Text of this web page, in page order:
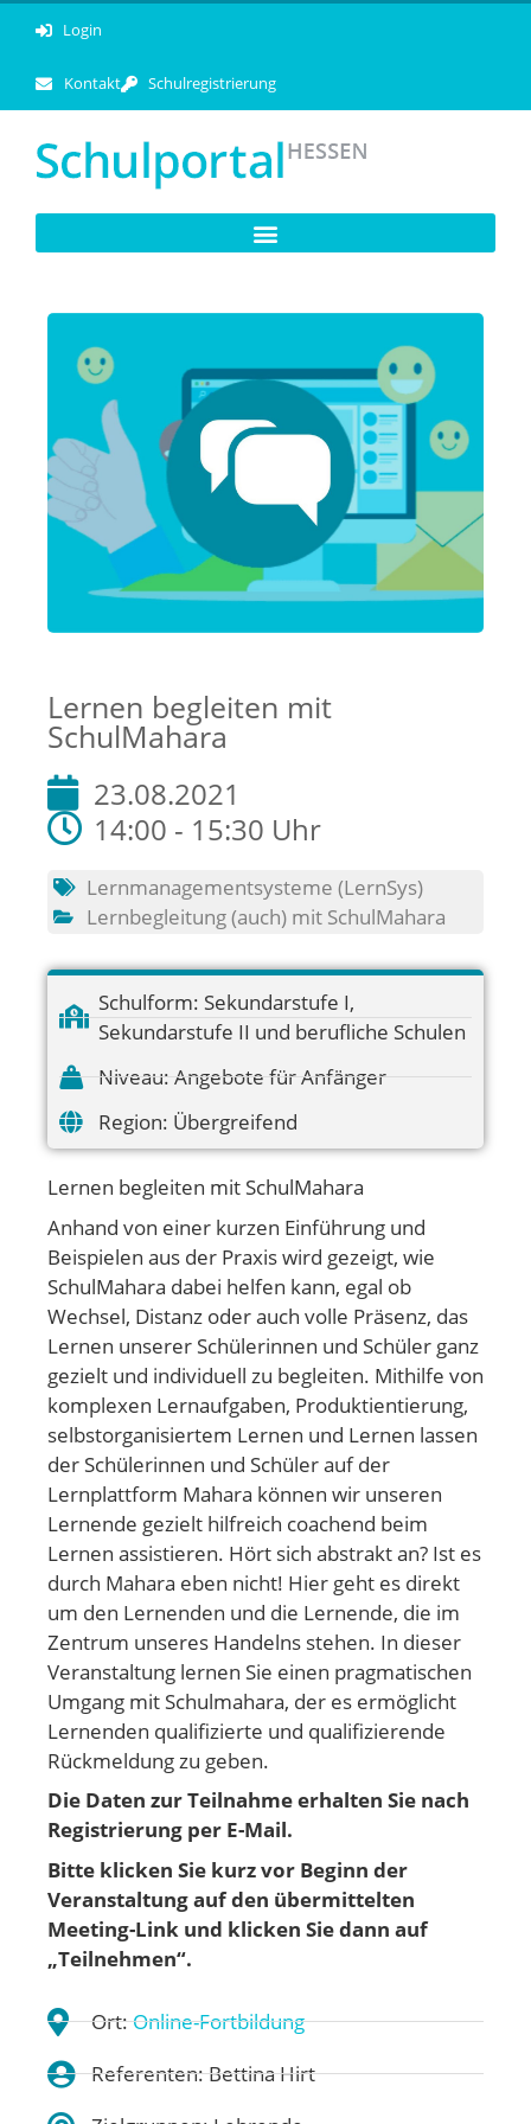
Login
Kontakt Schulregistrierung
Lernen begleiten mit
SchulMahara
23.08.2021
14:00 - 15:30 Uhr
Lernmanagementsysteme (LernSys)
Lernbegleitung (auch) mit SchulMahara
Schulform: Sekundarstufe I,
Sekundarstufe II und berufliche Schulen
Niveau: Angebote für Anfänger
Region: Übergreifend
Lernen begleiten mit SchulMahara
Anhand von einer kurzen Einführung und
Beispielen aus der Praxis wird gezeigt, wie
SchulMahara dabei helfen kann, egal ob
Wechsel, Distanz oder auch volle Präsenz, das
Lernen unserer Schülerinnen und Schüler ganz
gezielt und individuell zu begleiten. Mithilfe von
komplexen Lernaufgaben, Produktientierung,
selbstorganisiertem Lernen und Lernen lassen
der Schülerinnen und Schüler auf der
Lernplattform Mahara können wir unseren
Lernende gezielt hilfreich coachend beim
Lernen assistieren. Hört sich abstrakt an? Ist es
durch Mahara eben nicht! Hier geht es direkt
um den Lernenden und die Lernende, die im
Zentrum unseres Handelns stehen. In dieser
Veranstaltung lernen Sie einen pragmatischen
Umgang mit Schulmahara, der es ermöglicht
Lernenden qualifizierte und qualifizierende
Rückmeldung zu geben.
Die Daten zur Teilnahme erhalten Sie nach
Registrierung per E-Mail.
Bitte klicken Sie kurz vor Beginn der
Veranstaltung auf den übermittelten
Meeting-Link und klicken Sie dann auf
„Teilnehmen“.
Ort:Online-Fortbildung
Referenten: Bettina Hirt